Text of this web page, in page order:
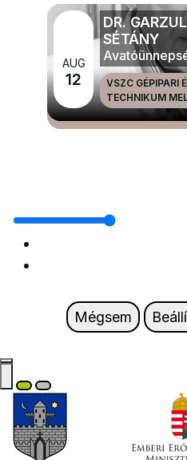
AUG
12
DR.
SÉTÁNY
VSZC GÉPIPARI
TECHNIKUM
MÉG TÖBB
Mégsem